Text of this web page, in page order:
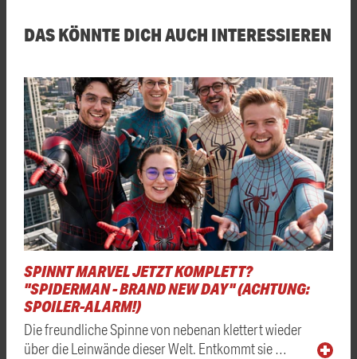
DAS KÖNNTE DICH AUCH INTERESSIEREN
SPINNT MARVEL JETZT KOMPLETT?
"SPIDERMAN - BRAND NEW DAY" (ACHTUNG:
SPOILER-ALARM!)
Die freundliche Spinne von nebenan klettert wieder
über die Leinwände dieser Welt. Entkommt sie …